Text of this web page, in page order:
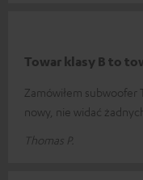
Towar klasy B to
Zamówiłem subwoofer
nowy, nie widać
Thomas P.